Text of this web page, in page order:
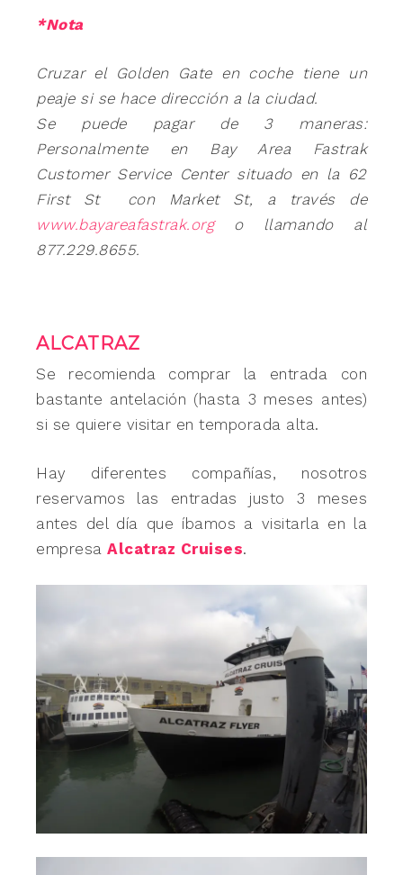
*Nota
Cruzar el Golden Gate en coche tiene un
peaje si se hace dirección a la ciudad.
Se puede pagar de 3 maneras:
Personalmente en Bay Area Fastrak
Customer Service Center situado en la 62
First St con Market St, a través de
www.bayareafastrak.orgo llamando al
877.229.8655.
ALCATRAZ
Se recomienda comprar la entrada con
bastante antelación (hasta 3 meses antes)
si se quiere visitar en temporada alta.
Hay diferentes compañías, nosotros
reservamos las entradas justo 3 meses
antes del día que íbamos a visitarla en la
empresa Alcatraz Cruises.